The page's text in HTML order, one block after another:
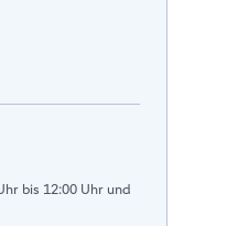
bis 12:00 Uhr und